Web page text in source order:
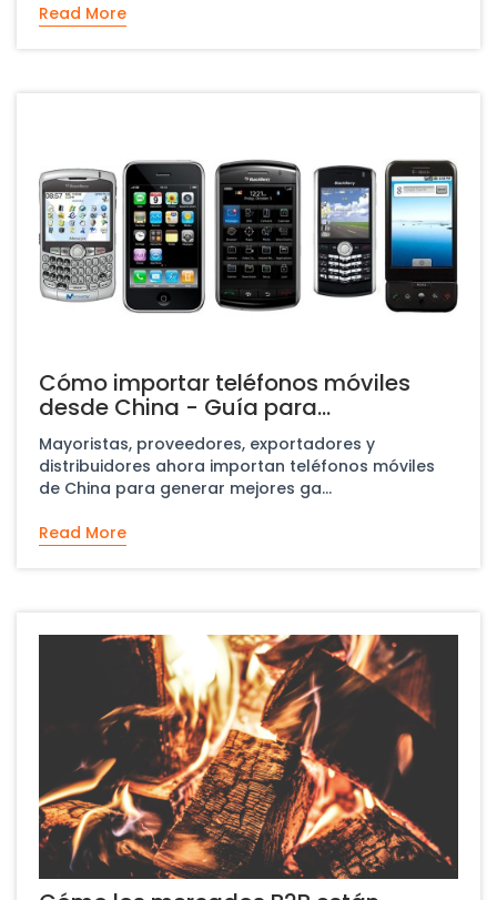
Read More
Cómo importar teléfonos móviles
desde China - Guía para
principiantes
Mayoristas, proveedores, exportadores y
distribuidores ahora importan teléfonos móviles
de China para generar mejores ga...
Read More